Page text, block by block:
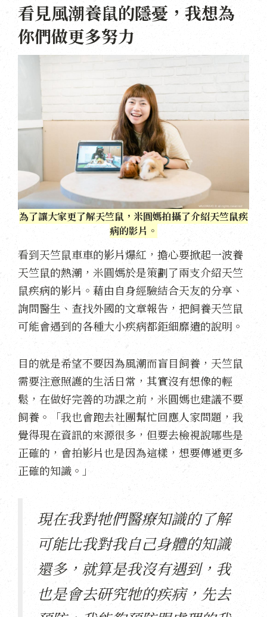
看見風潮養鼠的隱憂，我想為
你們做更多努力
為了讓大家更了解天竺鼠，米圓媽拍攝了介紹天竺鼠疾
病的影片。
看到天竺鼠車車的影片爆紅，擔心要掀起一波養
天竺鼠的熱潮，米圓媽於是策劃了兩支介紹天竺
鼠疾病的影片。藉由自身經驗結合天友的分享、
詢問醫生、查找外國的文章報告，把飼養天竺鼠
可能會遇到的各種大小疾病都鉅細靡遺的說明。
目的就是希望不要因為風潮而盲目飼養，天竺鼠
需要注意照護的生活日常，其實沒有想像的輕
鬆，在做好完善的功課之前，米圓媽也建議不要
飼養。「我也會跑去社團幫忙回應人家問題，我
覺得現在資訊的來源很多，但要去檢視說哪些是
正確的，會拍影片也是因為這樣，想要傳遞更多
正確的知識。」
現在我對牠們醫療知識的了解
可能比我對我自己身體的知識
還多，就算是我沒有遇到，我
也是會去研究牠的疾病，先去